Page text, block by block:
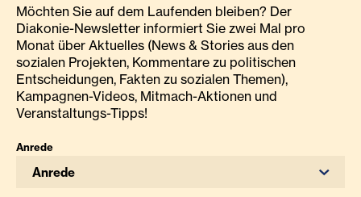
Möchten Sie auf dem Laufenden bleiben? Der
Diakonie-Newsletter informiert Sie zwei Mal pro
Monat über Aktuelles (News & Stories aus den
sozialen Projekten, Kommentare zu politischen
Entscheidungen, Fakten zu sozialen Themen),
Kampagnen-Videos, Mitmach-Aktionen und
Veranstaltungs-Tipps!
Anrede
Anrede